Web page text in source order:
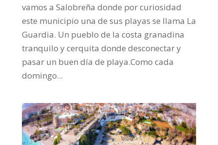
vamos a Salobreña donde por curiosidad
este municipio una de sus playas se llama La
Guardia. Un pueblo de la costa granadina
tranquilo y cerquita donde desconectar y
pasar un buen día de playa.Como cada
domingo...